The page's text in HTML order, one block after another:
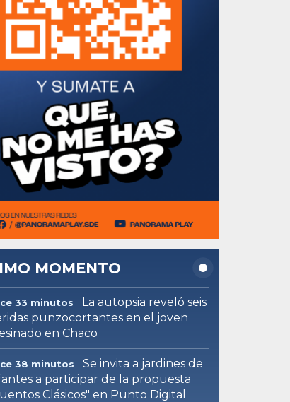
MOMENTO
33 minutos
La autopsia reveló seis
punzocortantes en el joven
en Chaco
38 minutos
Se invita a jardines de
a participar de la propuesta
Clásicos" en Punto Digital